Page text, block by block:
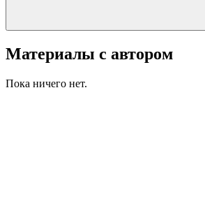
Материалы с автором
Пока ничего нет.